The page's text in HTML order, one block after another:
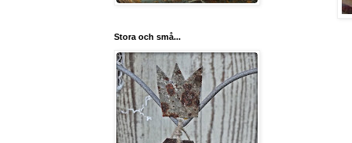
Stora och små...